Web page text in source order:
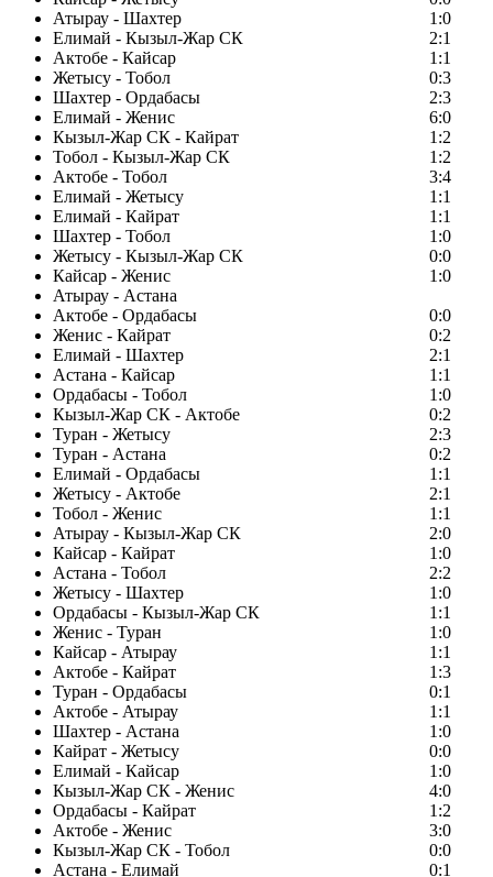
Атырау - Шахтер
1:0
Елимай - Кызыл-Жар СК
2:1
Актобе - Кайсар
1:1
Жетысу - Тобол
0:3
Шахтер - Ордабасы
2:3
Елимай - Женис
6:0
Кызыл-Жар СК - Кайрат
1:2
Тобол - Кызыл-Жар СК
1:2
Актобе - Тобол
3:4
Елимай - Жетысу
1:1
Елимай - Кайрат
1:1
Шахтер - Тобол
1:0
Жетысу - Кызыл-Жар СК
0:0
Кайсар - Женис
1:0
Атырау - Астана
Актобе - Ордабасы
0:0
Женис - Кайрат
0:2
Елимай - Шахтер
2:1
Астана - Кайсар
1:1
Ордабасы - Тобол
1:0
Кызыл-Жар СК - Актобе
0:2
Туран - Жетысу
2:3
Туран - Астана
0:2
Елимай - Ордабасы
1:1
Жетысу - Актобе
2:1
Тобол - Женис
1:1
Атырау - Кызыл-Жар СК
2:0
Кайсар - Кайрат
1:0
Астана - Тобол
2:2
Жетысу - Шахтер
1:0
Ордабасы - Кызыл-Жар СК
1:1
Женис - Туран
1:0
Кайсар - Атырау
1:1
Актобе - Кайрат
1:3
Туран - Ордабасы
0:1
Актобе - Атырау
1:1
Шахтер - Астана
1:0
Кайрат - Жетысу
0:0
Елимай - Кайсар
1:0
Кызыл-Жар СК - Женис
4:0
Ордабасы - Кайрат
1:2
Актобе - Женис
3:0
Кызыл-Жар СК - Тобол
0:0
Астана - Елимай
0:1